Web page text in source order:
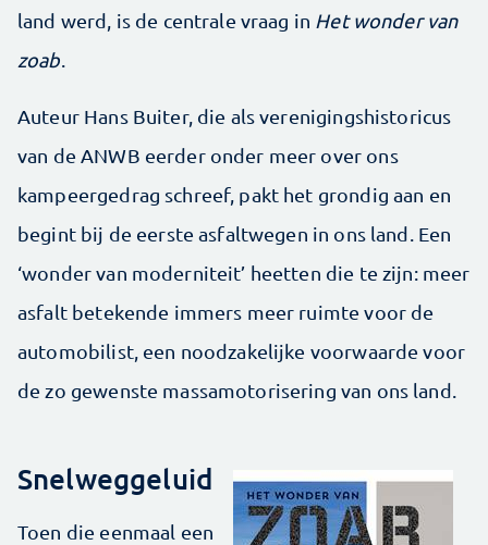
land werd, is de centrale vraag in Het wonder van
zoab.
Auteur Hans Buiter, die als verenigingshistoricus
van de ANWB eerder onder meer over ons
kampeergedrag schreef, pakt het grondig aan en
begint bij de eerste asfaltwegen in ons land. Een
‘wonder van moderniteit’ heetten die te zijn: meer
asfalt betekende immers meer ruimte voor de
automobilist, een noodzakelijke voorwaarde voor
de zo gewenste massamotorisering van ons land.
Snelweggeluid
Toen die eenmaal een